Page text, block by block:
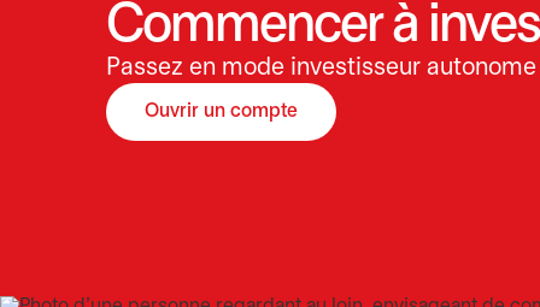
Commencer à
Passez en mode investisseur autonome
Ouvrir un compte